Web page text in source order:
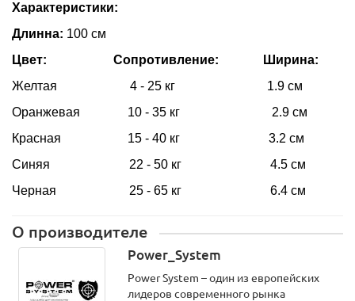
Характеристики:
Длинна: 100 см
Цвет: Сопротивление: Ширина:
Желтая 4 - 25 кг 1.9 см
Оранжевая 10 - 35 кг 2.9 см
Красная 15 - 40 кг 3.2 см
Синяя 22 - 50 кг 4.5 см
Черная 25 - 65 кг 6.4 см
О производителе
Power_System
Power System – один из европейских
лидеров современного рынка